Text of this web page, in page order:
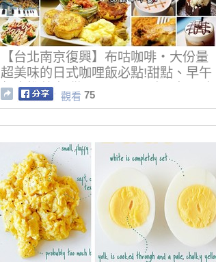
【台北南京復興】布咕咖啡‧大份量
超美味的日式咖哩飯必點!甜點、早午
餐也推薦!提供WIFI、不限時、免服務
費的聚餐新選擇!
觀看 75